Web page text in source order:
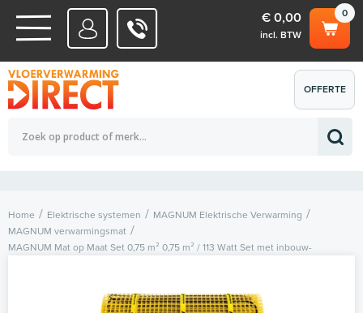
WATERSYSTEMEN
ELEKTRISCHE SYSTEMEN
0
€ 0,00
incl. BTW
Totaalbedrag (incl. BTW) € 0,00
OFFERTE
AANVRAGEN
Home Elektrische systemen
MAGNUM Elektrische Verwarming
MAGNUM verwarmingsmat
MAGNUM Mat op Maat Set 0,75 m² 0,75 m² / 113 Watt Set met inbouw-